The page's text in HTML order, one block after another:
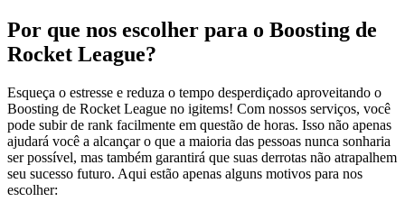
Por que nos escolher para o Boosting de
Rocket League?
Esqueça o estresse e reduza o tempo desperdiçado aproveitando o
Boosting de Rocket League no igitems! Com nossos serviços, você
pode subir de rank facilmente em questão de horas. Isso não apenas
ajudará você a alcançar o que a maioria das pessoas nunca sonharia
ser possível, mas também garantirá que suas derrotas não atrapalhem
seu sucesso futuro. Aqui estão apenas alguns motivos para nos
escolher: